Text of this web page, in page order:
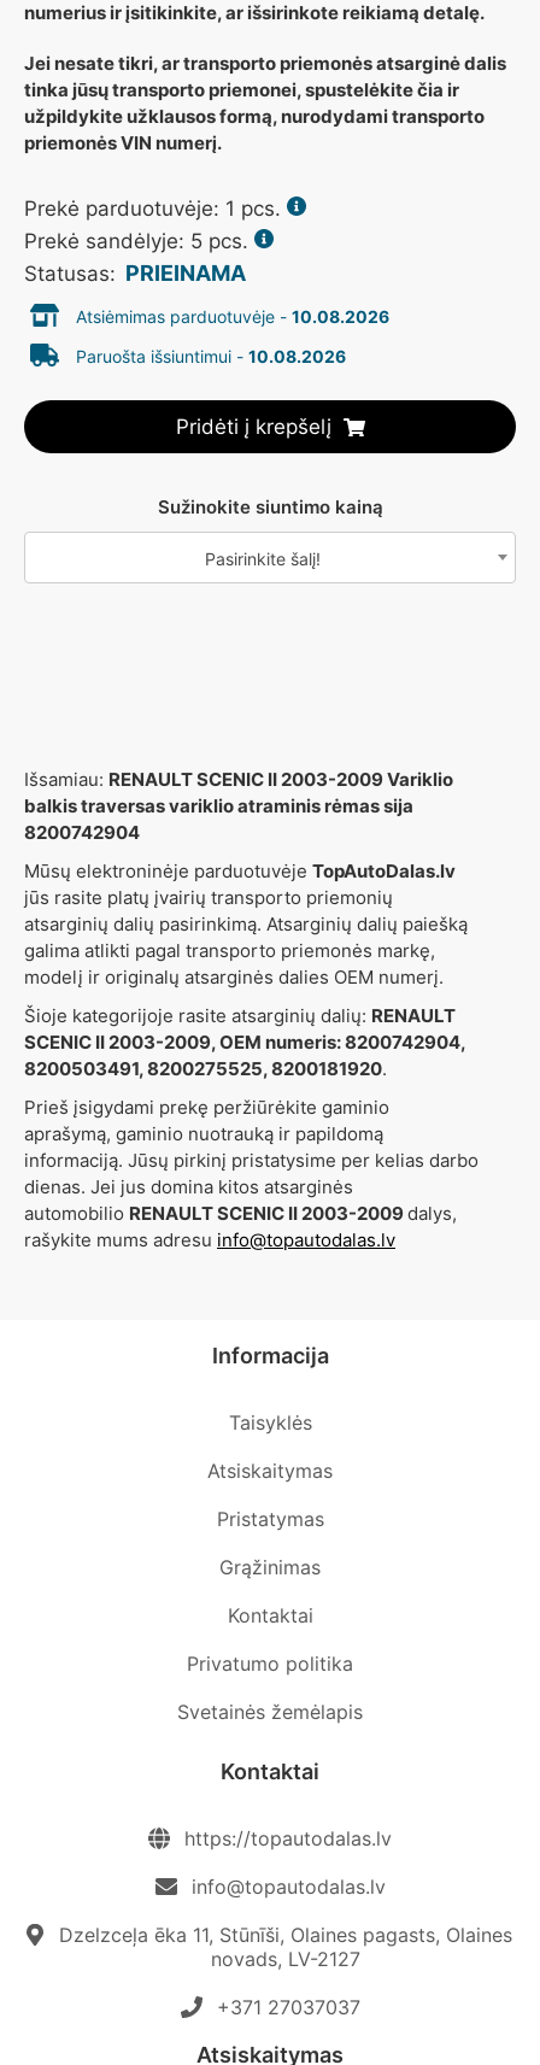
numerius ir įsitikinkite, ar išsirinkote reikiamą detalę.
Jei nesate tikri, ar transporto priemonės atsarginė dalis
tinka jūsų transporto priemonei, spustelėkite čia ir
užpildykite užklausos formą, nurodydami transporto
priemonės VIN numerį.
Prekė parduotuvėje: 1 pcs.
Prekė sandėlyje: 5 pcs.
Statusas: PRIEINAMA
Atsiėmimas parduotuvėje - 10.08.2026
Paruošta išsiuntimui - 10.08.2026
Pridėti į krepšelį
Sužinokite siuntimo kainą
Pasirinkite šalį!
Išsamiau: RENAULT SCENIC II 2003-2009 Variklio
balkis traversas variklio atraminis rėmas sija
8200742904
Mūsų elektroninėje parduotuvėje TopAutoDalas.lv
jūs rasite platų įvairių transporto priemonių
atsarginių dalių pasirinkimą. Atsarginių dalių paiešką
galima atlikti pagal transporto priemonės markę,
modelį ir originalų atsarginės dalies OEM numerį.
Šioje kategorijoje rasite atsarginių dalių: RENAULT
SCENIC II 2003-2009, OEM numeris: 8200742904,
8200503491, 8200275525, 8200181920.
Prieš įsigydami prekę peržiūrėkite gaminio
aprašymą, gaminio nuotrauką ir papildomą
informaciją. Jūsų pirkinį pristatysime per kelias darbo
dienas. Jei jus domina kitos atsarginės
automobilio RENAULT SCENIC II 2003-2009dalys,
rašykite mums adresu info@topautodalas.lv
Informacija
Taisyklės
Atsiskaitymas
Pristatymas
Grąžinimas
Kontaktai
Privatumo politika
Svetainės žemėlapis
Kontaktai
https://topautodalas.lv
info@topautodalas.lv
Dzelzceļa ēka 11, Stūnīši, Olaines pagasts, Olaines
novads, LV-2127
+371 27037037‬
Atsiskaitymas